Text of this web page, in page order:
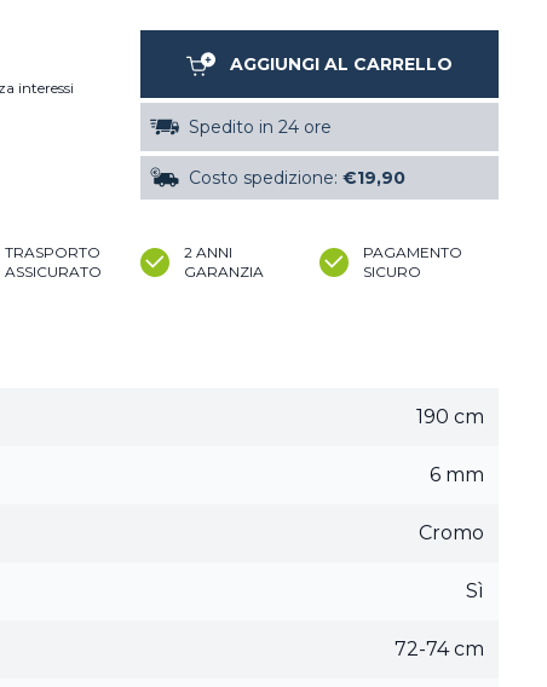
interessi
AGGIUNGI AL CARRELLO
Spedito in 24 ore
Costo spedizione: €19,90
TRASPORTO
ASSICURATO
2 ANNI
GARANZIA
PAGAMENTO
SICURO
190 cm
6 mm
Cromo
Sì
72-74 cm